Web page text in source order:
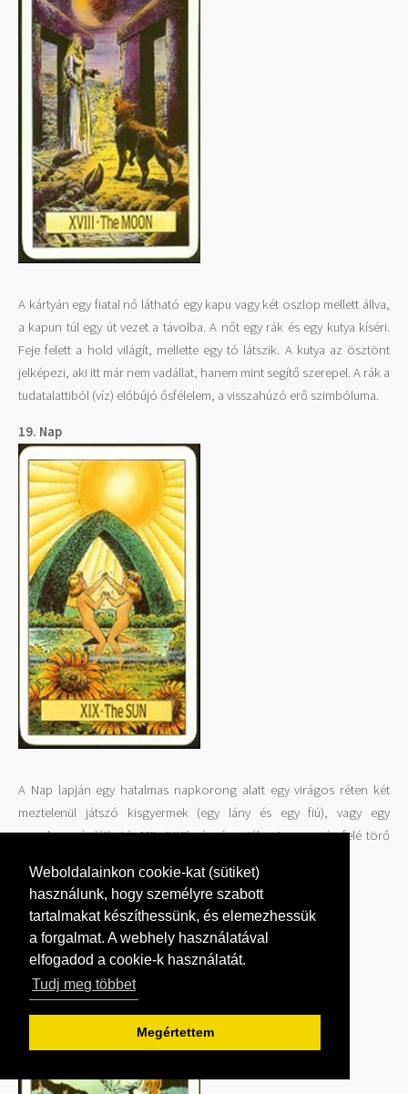
Weboldalainkon cookie-kat (sütiket)
használunk, hogy személyre szabott
tartalmakat készíthessünk, és elemezhessük
a forgalmat. A webhely használatával
elfogadod a cookie-k használatát.
Tudj meg többet
Megértettem
A kártyán egy fiatal nő látható egy kapu vagy két oszlop mellett állva,
a kapun túl egy út vezet a távolba. A nőt egy rák és egy kutya kíséri.
Feje felett a hold világít, mellette egy tó látszik. A kutya az ösztönt
jelképezi, aki itt már nem vadállat, hanem mint segítő szerepel. A rák a
tudatalattiból (víz) előbújó ősfélelem, a visszahúzó erő szimbóluma.
19. Nap
A Nap lapján egy hatalmas napkorong alatt egy virágos réten két
meztelenül játszó kisgyermek (egy lány és egy fiú), vagy egy
szerelmespár látható. Mögöttük víz, és a túlparton egy ég felé törő
20. Feltámadás vagy Ítélet